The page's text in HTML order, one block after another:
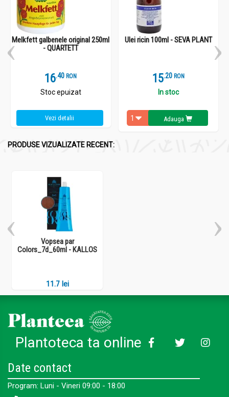
Melkfett galbenele original 250ml
- QUARTETT
16.4 RON
Stoc epuizat
Vezi detalii
Ulei ricin 100ml - SEVA PLANT
15.2 RON
In stoc
Adauga
PRODUSE VIZUALIZATE RECENT:
Vopsea par
Colors_7d_60ml - KALLOS
11.7 lei
Plantoteca ta online
Date contact
Program: Luni - Vineri 09:00 - 18:00